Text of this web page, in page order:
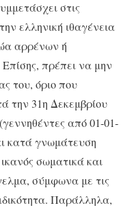
στις
ελληνική ιθαγένεια
αρρένων ή
πρέπει να μην
του, όριο που
την 31η Δεκεμβρίου
από 01-01-
κατά γνωμάτευση
σωματικά και
σύμφωνα με τις
Παράλληλα,